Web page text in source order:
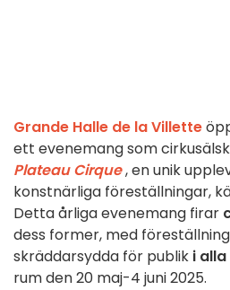
Grande Halle de la Villette
ett evenemang som
Plateau Cirque, en unik
konstnärliga föreställningar,
Detta årliga evenemang firar
dess former, med
skräddarsydda för publik i
rum den 20 maj-4 juni 2025.